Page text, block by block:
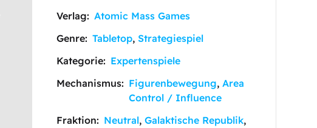
Verlag: Atomic Mass Games
Genre: Tabletop, Strategiespiel
Kategorie: Expertenspiele
Mechanismus: Figurenbewegung, Area
Control / Influence
Fraktion: Neutral, Galaktische Republik,